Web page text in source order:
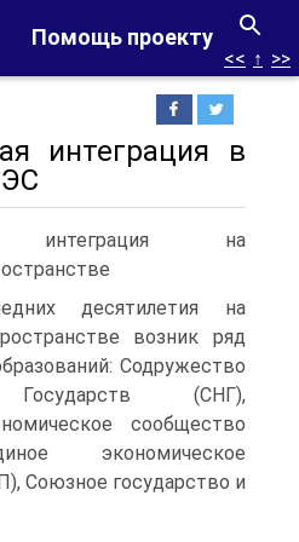
Помощь проекту
<< ↑ >>
интеграция в
интеграция на
десятилетия на
возник ряд
Содружество
Государств (СНГ),
сообщество
экономическое
Союзное государство и